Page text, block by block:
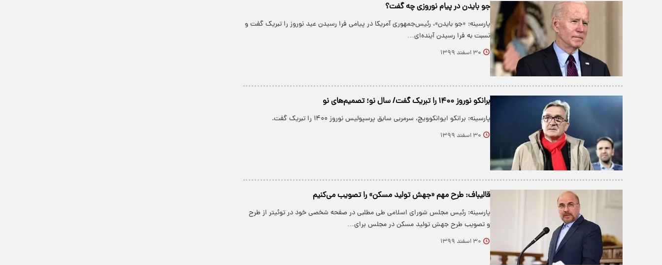
جو بایدن در پیام نوروزی چه گفت؟
پارسینه: «جو بایدن»، رئیس‌جمهوری آمریکا در پیامی فرا رسیدن عید نوروز را تبریک گفت و
نسبت به فرا رسیدن آینده‌ای…
۳۰ اسفند ۱۳۹۹
برانکو نوروز ۱۴۰۰ را تبریک گفت/ سال نو؛ تصمیم‌های نو
پارسینه: برانکو ایوانکوویچ، سرمربی سابق پرسپولیس نوروز ۱۴۰۰ را تبریک گفت.
۳۰ اسفند ۱۳۹۹
قالیباف: طرح مهم «جهش تولید مسکن»‌ را تصویب می‌کنیم
پارسینه: رئیس مجلس شورای اسلامی طی مطلبی در صفحه شخصی خود در توئیتر از طرح
و تصویب طرح جهش تولید مسکن در مجلس برای…
۳۰ اسفند ۱۳۹۹